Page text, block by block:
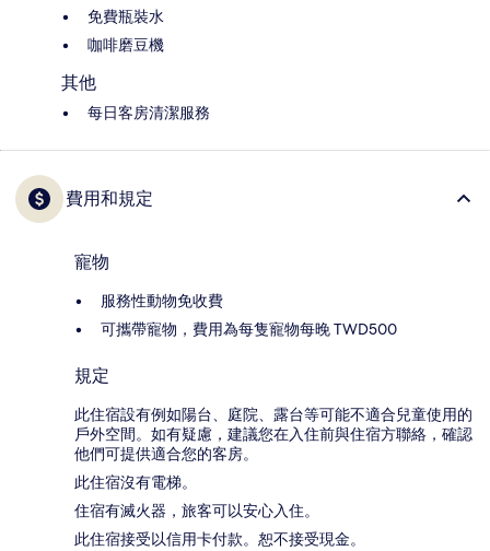
免費瓶裝水
咖啡磨豆機
其他
每日客房清潔服務
費用和規定
寵物
服務性動物免收費
可攜帶寵物，費用為每隻寵物每晚 TWD500
規定
此住宿設有例如陽台、庭院、露台等可能不適合兒童使用的
戶外空間。如有疑慮，建議您在入住前與住宿方聯絡，確認
他們可提供適合您的客房。
此住宿沒有電梯。
住宿有滅火器，旅客可以安心入住。
此住宿接受以信用卡付款。恕不接受現金。